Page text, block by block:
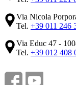
Via Nicola
Tel. +39 011 246
Via Educ 47 -
Tel. +39 012 408